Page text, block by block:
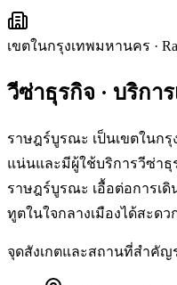
เขตในกรุงเทพมหานคร ·
วีซ่าธุรกิจ · บริกา
ราษฎร์บูรณะ เป็นเขตในก
แน่นและมีผู้ใช้บริการวีซ่าธุ
ราษฎร์บูรณะ เอื้อต่อการเ
ทูตในใจกลางเมืองได้สะดว
จุดสังเกตและสถานที่สำคัญ